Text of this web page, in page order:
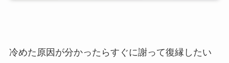
冷めた原因が分かったらすぐに謝って復縁したい